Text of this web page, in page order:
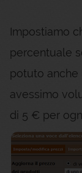
Impostiamo
percentuale
potuto anche
avessimo
di 5 € per